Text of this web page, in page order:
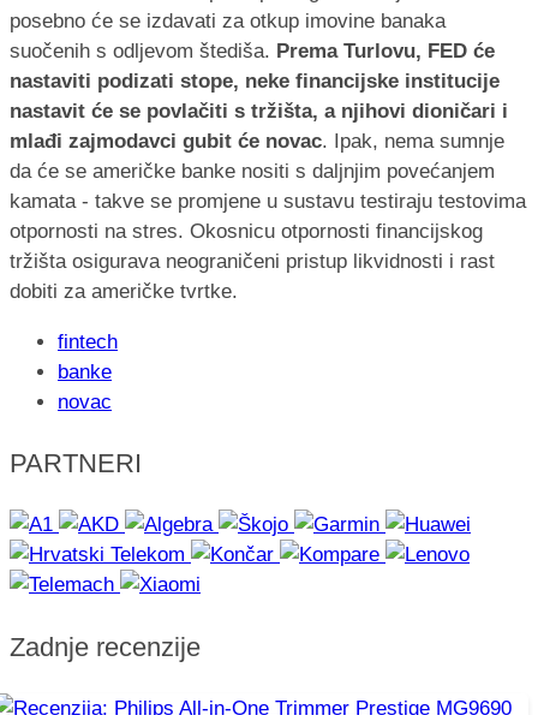
posebno će se izdavati za otkup imovine banaka
suočenih s odljevom štediša. Prema Turlovu, FED će
nastaviti podizati stope, neke financijske institucije
nastavit će se povlačiti s tržišta, a njihovi dioničari i
mlađi zajmodavci gubit će novac. Ipak, nema sumnje
da će se američke banke nositi s daljnjim povećanjem
kamata - takve se promjene u sustavu testiraju testovima
otpornosti na stres. Okosnicu otpornosti financijskog
tržišta osigurava neograničeni pristup likvidnosti i rast
dobiti za američke tvrtke.
fintech
banke
novac
PARTNERI
Zadnje recenzije